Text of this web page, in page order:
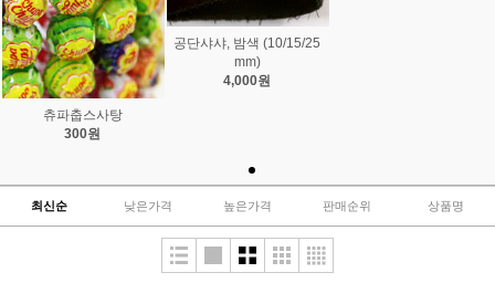
츄파춥스사탕
300원
공단샤샤, 밤색 (10/15/25
mm)
4,000원
최신순 낮은가격 높은가격 판매순위 상품명